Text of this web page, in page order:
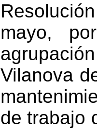
mayo,
Vilanova
de trabajo